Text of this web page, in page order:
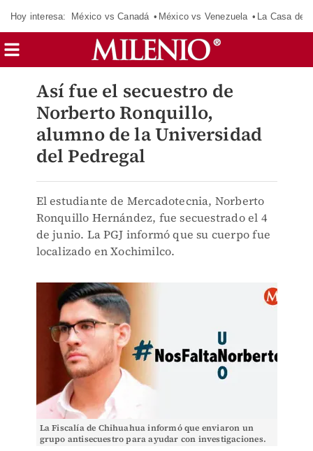
Hoy interesa: México vs Canadá México vs Venezuela La Casa de
Así fue el secuestro de
Norberto Ronquillo,
alumno de la Universidad
del Pedregal
El estudiante de Mercadotecnia, Norberto
Ronquillo Hernández, fue secuestrado el 4
de junio. La PGJ informó que su cuerpo fue
localizado en Xochimilco.
La Fiscalía de Chihuahua informó que enviaron un
grupo antisecuestro para ayudar con investigaciones.